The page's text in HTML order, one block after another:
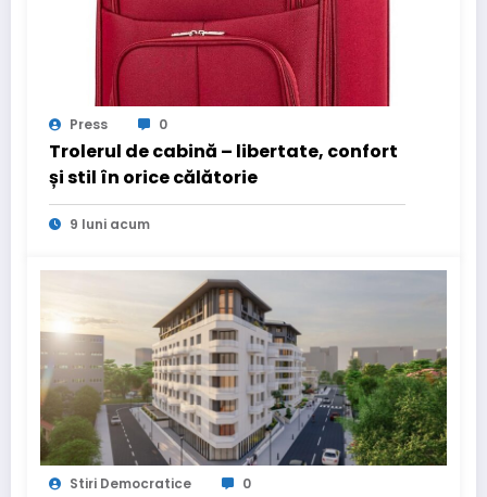
Press 0
Trolerul de cabină – libertate, confort
și stil în orice călătorie
9 luni acum
Stiri Democratice 0